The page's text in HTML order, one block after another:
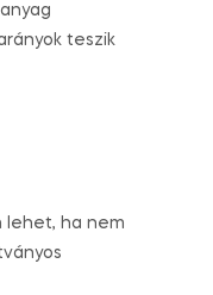
teszik
lehet, ha nem